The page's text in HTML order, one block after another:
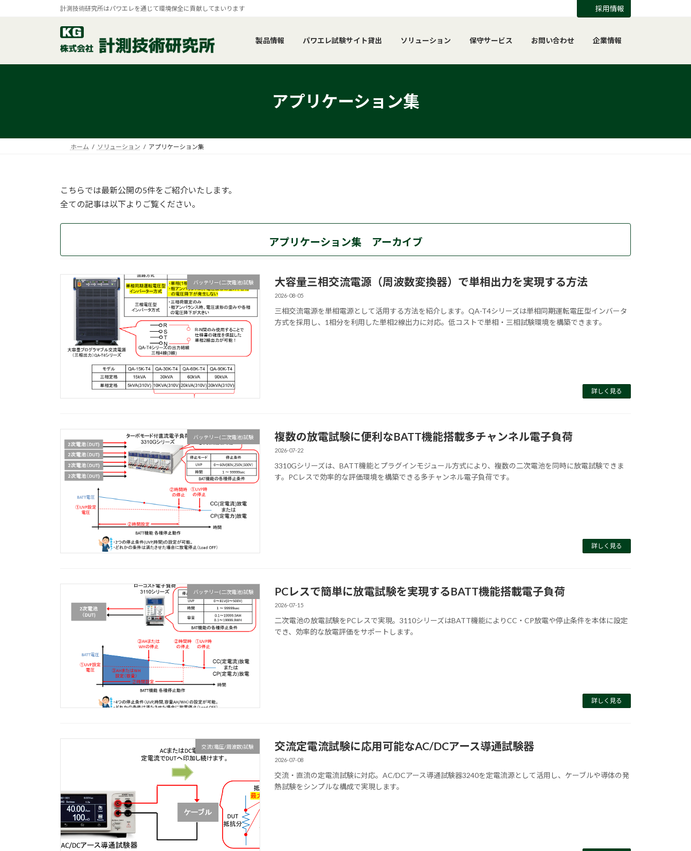
へ
ョ
計測技術研究所はパワエレを通じて環境保全に貢献してまいります 採用情報
製品情報 パワエレ試験サイト貸出 ソリューション 保守サービス お問い合わせ 企業情報
アプリケーション集
ホーム ソリューション アプリケーション集
こちらでは最新公開の5件をご紹介いたします。
全ての記事は以下よりご覧ください。
アプリケーション集 アーカイブ
バッテリー(二次電池)試験 大容量三相交流電源（周波数変換器）で単相出力を実現する方法
2026-08-05
三相交流電源を単相電源として活用する方法を紹介します。QA-T4シリーズは単相同期運転電圧型インバータ
方式を採用し、1相分を利用した単相2線出力に対応。低コストで単相・三相試験環境を構築できます。
詳しく見る
バッテリー(二次電池)試験 複数の放電試験に便利なBATT機能搭載多チャンネル電子負荷
2026-07-22
3310Gシリーズは、BATT機能とプラグインモジュール方式により、複数の二次電池を同時に放電試験できま
す。PCレスで効率的な評価環境を構築できる多チャンネル電子負荷です。
詳しく見る
バッテリー(二次電池)試験 PCレスで簡単に放電試験を実現するBATT機能搭載電子負荷
2026-07-15
二次電池の放電試験をPCレスで実現。3110シリーズはBATT機能によりCC・CP放電や停止条件を本体に設定
でき、効率的な放電評価をサポートします。
詳しく見る
交流(電圧/周波数)試験 交流定電流試験に応用可能なAC/DCアース導通試験器
2026-07-08
交流・直流の定電流試験に対応。AC/DCアース導通試験器3240を定電流源として活用し、ケーブルや導体の発
熱試験をシンプルな構成で実現します。